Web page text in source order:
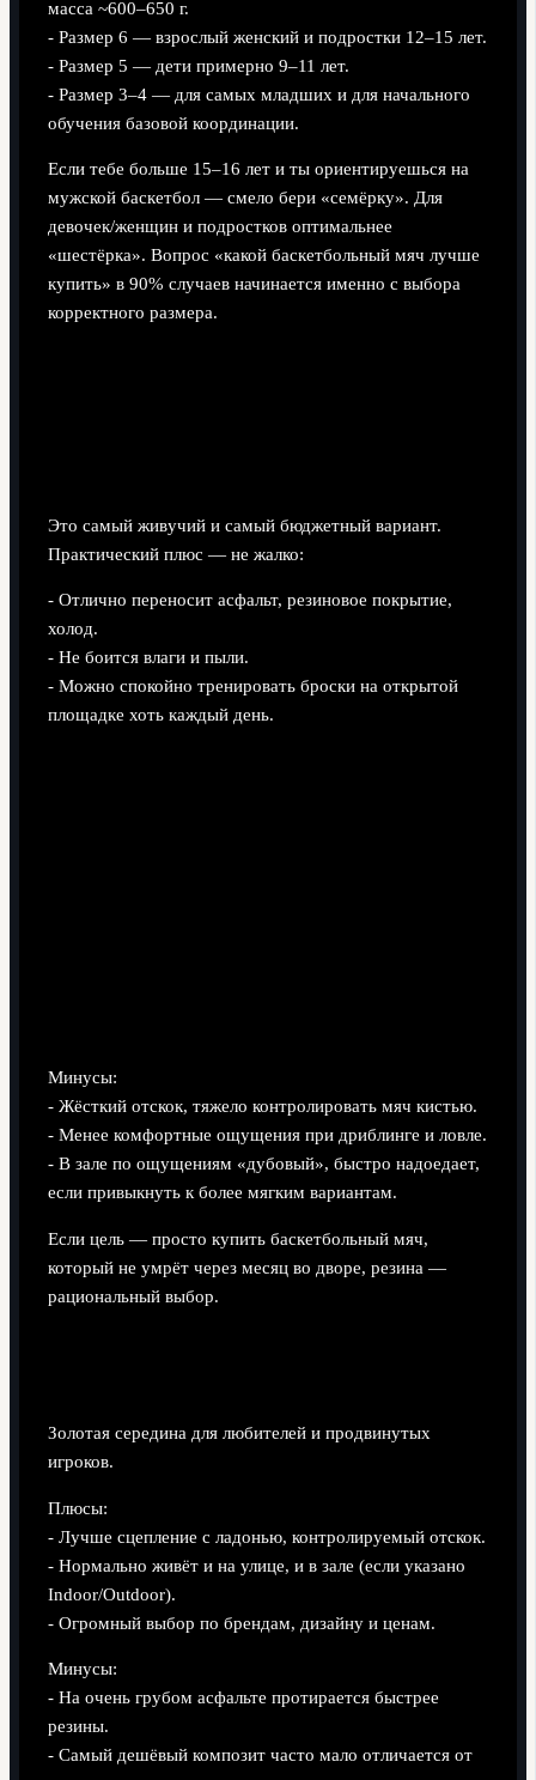
масса ~600–650 г.
- Размер 6 — взрослый женский и подростки 12–15 лет.
- Размер 5 — дети примерно 9–11 лет.
- Размер 3–4 — для самых младших и для начального
обучения базовой координации.
Если тебе больше 15–16 лет и ты ориентируешься на
мужской баскетбол — смело бери «семёрку». Для
девочек/женщин и подростков оптимальнее
«шестёрка». Вопрос «какой баскетбольный мяч лучше
купить» в 90% случаев начинается именно с выбора
корректного размера.
Это самый живучий и самый бюджетный вариант.
Практический плюс — не жалко:
- Отлично переносит асфальт, резиновое покрытие,
холод.
- Не боится влаги и пыли.
- Можно спокойно тренировать броски на открытой
площадке хоть каждый день.
Минусы:
- Жёсткий отскок, тяжело контролировать мяч кистью.
- Менее комфортные ощущения при дриблинге и ловле.
- В зале по ощущениям «дубовый», быстро надоедает,
если привыкнуть к более мягким вариантам.
Если цель — просто купить баскетбольный мяч,
который не умрёт через месяц во дворе, резина —
рациональный выбор.
Золотая середина для любителей и продвинутых
игроков.
Плюсы:
- Лучше сцепление с ладонью, контролируемый отскок.
- Нормально живёт и на улице, и в зале (если указано
Indoor/Outdoor).
- Огромный выбор по брендам, дизайну и ценам.
Минусы:
- На очень грубом асфальте протирается быстрее
резины.
- Самый дешёвый композит часто мало отличается от